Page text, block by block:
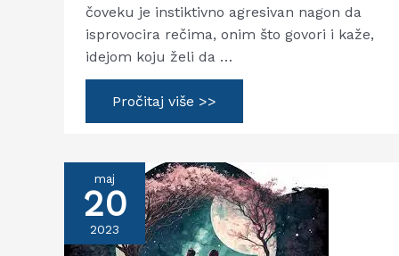
čoveku je instiktivno agresivan nagon da
isprovocira rečima, onim što govori i kaže,
idejom koju želi da …
Retrogradni
Mars
u
Pročitaj više >>
maj
20
2023